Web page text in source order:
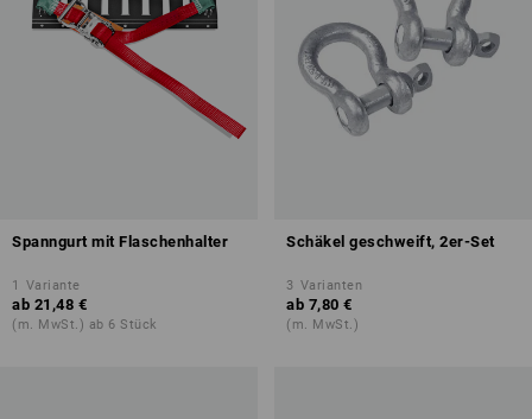
Spanngurt mit Flaschenhalter
1 Variante
ab 21,48 €
(m. MwSt.) ab 6 Stück
Schäkel geschweift, 2er-Set
3 Varianten
ab 7,80 €
(m. MwSt.)